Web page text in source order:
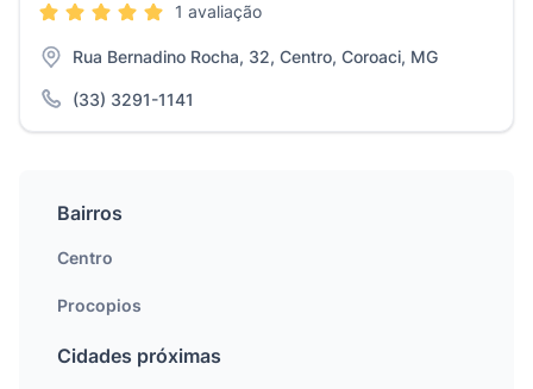
1 avaliação
Rua Bernadino Rocha, 32, Centro, Coroaci, MG
(33) 3291-1141
Bairros
Centro
Procopios
Cidades próximas